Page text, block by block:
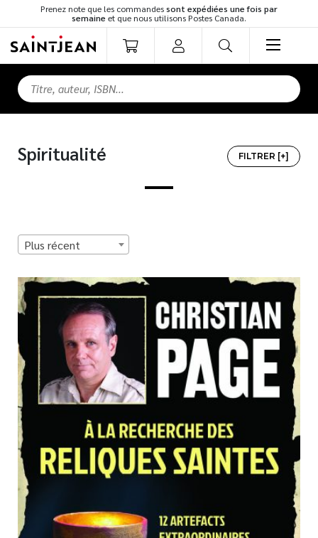
Prenez note que les commandessont expédiées une fois par
semaine et que nous utilisons Postes Canada.
LIVRES
Romans
Développement personnel
Culture générale
Témoignages
Vie pratique
Finances
Nouveautés
Numérique
Livres audio
Meilleurs vendeurs
Page vedette
AUTEURS
À PROPOS
CONTACT
Spiritualité FILTRER [+]
NOUVEAUTÉS
NUMÉRIQUE
LIVRES AUDIO
Sujets
ARTS CRÉATIFS ET LOISIRS
BEAUX-LIVRES
Plus récent